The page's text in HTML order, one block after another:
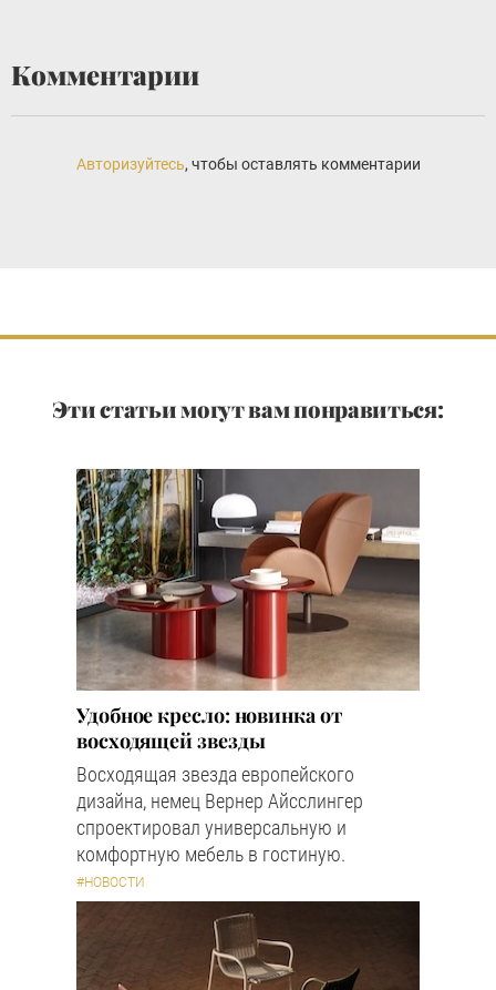
Комментарии
Авторизуйтесь, чтобы оставлять комментарии
Эти статьи могут вам понравиться:
Удобное кресло: новинка от
восходящей звезды
Восходящая звезда европейского
дизайна, немец Вернер Айсслингер
спроектировал универсальную и
комфортную мебель в гостиную.
#НОВОСТИ